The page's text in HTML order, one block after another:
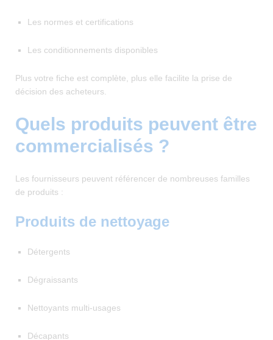
Les normes et certifications
Les conditionnements disponibles
Plus votre fiche est complète, plus elle facilite la prise de
décision des acheteurs.
Quels produits peuvent être
commercialisés ?
Les fournisseurs peuvent référencer de nombreuses familles
de produits :
Produits de nettoyage
Détergents
Dégraissants
Nettoyants multi-usages
Décapants